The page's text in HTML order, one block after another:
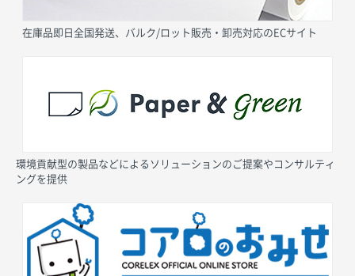
在庫品即日全国発送、バルク/ロット販売・卸売対応のECサイト
環境貢献型の製品などによるソリューションのご提案やコンサルティ
ングを提供